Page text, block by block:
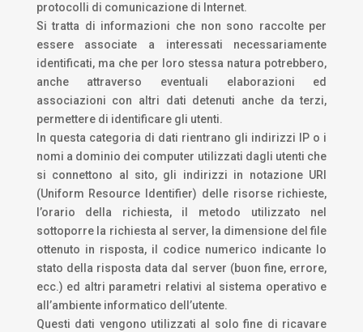
protocolli di comunicazione di Internet.
Si tratta di informazioni che non sono raccolte per
essere associate a interessati necessariamente
identificati, ma che per loro stessa natura potrebbero,
anche attraverso eventuali elaborazioni ed
associazioni con altri dati detenuti anche da terzi,
permettere di identificare gli utenti.
In questa categoria di dati rientrano gli indirizzi IP o i
nomi a dominio dei computer utilizzati dagli utenti che
si connettono al sito, gli indirizzi in notazione URI
(Uniform Resource Identifier) delle risorse richieste,
l’orario della richiesta, il metodo utilizzato nel
sottoporre la richiesta al server, la dimensione del file
ottenuto in risposta, il codice numerico indicante lo
stato della risposta data dal server (buon fine, errore,
ecc.) ed altri parametri relativi al sistema operativo e
all’ambiente informatico dell’utente.
Questi dati vengono utilizzati al solo fine di ricavare